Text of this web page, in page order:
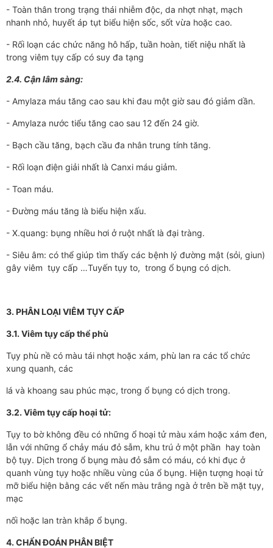
- Toàn thân trong trạng thái nhiễm độc, da nhợt nhạt, mạch
nhanh nhỏ, huyết áp tụt biểu hiện sốc, sốt vừa hoặc cao.
- Rối loạn các chức năng hô hấp, tuần hoàn, tiết niệu nhất là
trong viêm tụy cấp có suy đa tạng
2.4. Cận lâm sàng:
- Amylaza máu tăng cao sau khi đau một giờ sau đó giảm dần.
- Amylaza nư­­ớc tiểu tăng cao sau 12 đến 24 giờ.
- Bạch cầu tăng, bạch cầu đa nhân trung tính tăng.
- Rối loạn điện giải nhất là Canxi máu giảm.
- Toan máu.
- Đ­ường máu tăng là biểu hiện xấu.
- X.quang: bụng nhiều hơi ở ruột nhất là đại tràng.
- Siêu âm: có thể giúp tìm thấy các bệnh lý đư­­­ờng mật (sỏi, giun)
gây viêm tụy cấp …Tuyến tụy to, trong ổ bụng có dịch.
3. PHÂN LOẠI VIÊM TỤY CẤP
3.1. Viêm tụy cấp thể phù
Tụy phù nề có màu tái nhợt hoặc xám, phù lan ra các tổ chức
xung quanh, các
lá và khoang sau phúc mạc, trong ổ bụng có dịch trong.
3.2. Viêm tụy cấp hoại tử:
Tụy to bờ không đều có những ổ hoại tử màu xám hoặc xám đen,
lẫn với những ổ chảy máu đỏ sẫm, khu trú ở một phần hay toàn
bộ tụy. Dịch trong ổ bụng màu đỏ sẫm có máu, có khi đục ở
quanh vùng tụy hoặc nhiều vùng của ổ bụng. Hiện tư­­ợng hoại tử
mỡ biểu hiện bằng các vết nến màu trắng ngà ở trên bề mặt tụy,
mạc
nối hoặc lan tràn khắp ổ bụng.
4. CHẨN ĐOÁN PHÂN BIỆT